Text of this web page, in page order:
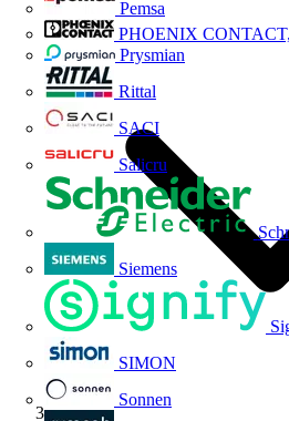
Pemsa
PHOENIX
Prysmian
Rittal
SACI
Salicru
Siemens
SIMON
Sonnen